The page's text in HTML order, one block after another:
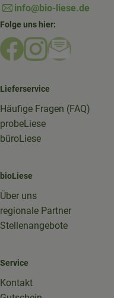
info@bio-liese.de
Folge uns hier:
Externer Link zu
Externer Link
Externer
Lieferservice
Häufige Fragen (FAQ)
probeLiese
büroLiese
bioLiese
Über uns
regionale Partner
Stellenangebote
Service
Kontakt